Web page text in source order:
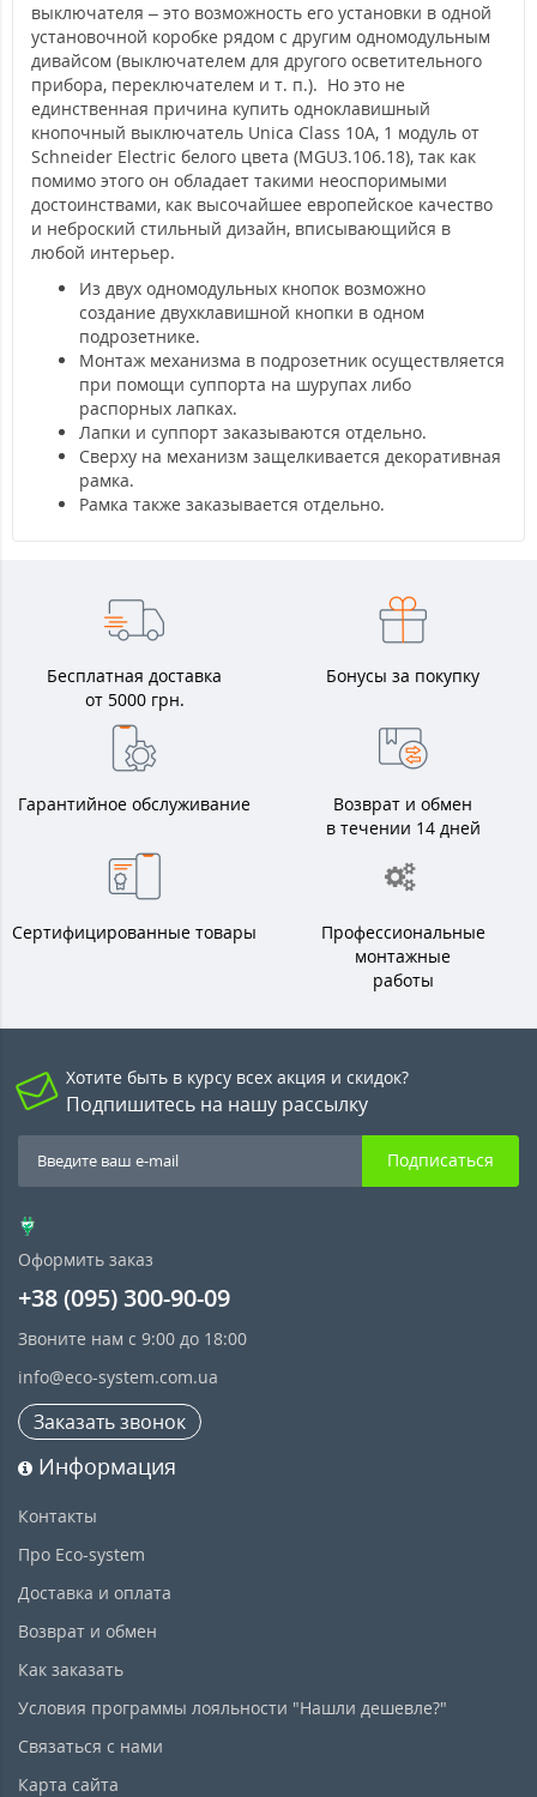
выключателя – это возможность его установки в одной
установочной коробке рядом с другим одномодульным
дивайсом (выключателем для другого осветительного
прибора, переключателем и т. п.). Но это не
единственная причина купить одноклавишный
кнопочный выключатель Unica Class 10А, 1 модуль от
Schneider Electric белого цвета (MGU3.106.18), так как
помимо этого он обладает такими неоспоримыми
достоинствами, как высочайшее европейское качество
и неброский стильный дизайн, вписывающийся в
любой интерьер.
Из двух одномодульных кнопок возможно
создание двухклавишной кнопки в одном
подрозетнике.
Монтаж механизма в подрозетник осуществляется
при помощи суппорта на шурупах либо
распорных лапках.
Лапки и суппорт заказываются отдельно.
Сверху на механизм защелкивается декоративная
рамка.
Рамка также заказывается отдельно.
Бесплатная доставка
от 5000 грн.
Бонусы за покупку
Гарантийное обслуживание
Возврат и обмен
в течении 14 дней
Сертифицированные товары
Профессиональные
монтажные
работы
Хотите быть в курсу всех акция и скидок?
Подпишитесь на нашу рассылку
Подписаться
Оформить заказ
+38 (095) 300-90-09
Звоните нам с 9:00 до 18:00
info@eco-system.com.ua
Заказать звонок
Информация
Контакты
Про Eco-system
Доставка и оплата
Возврат и обмен
Как заказать
Условия программы лояльности "Нашли дешевле?"
Связаться с нами
Карта сайта